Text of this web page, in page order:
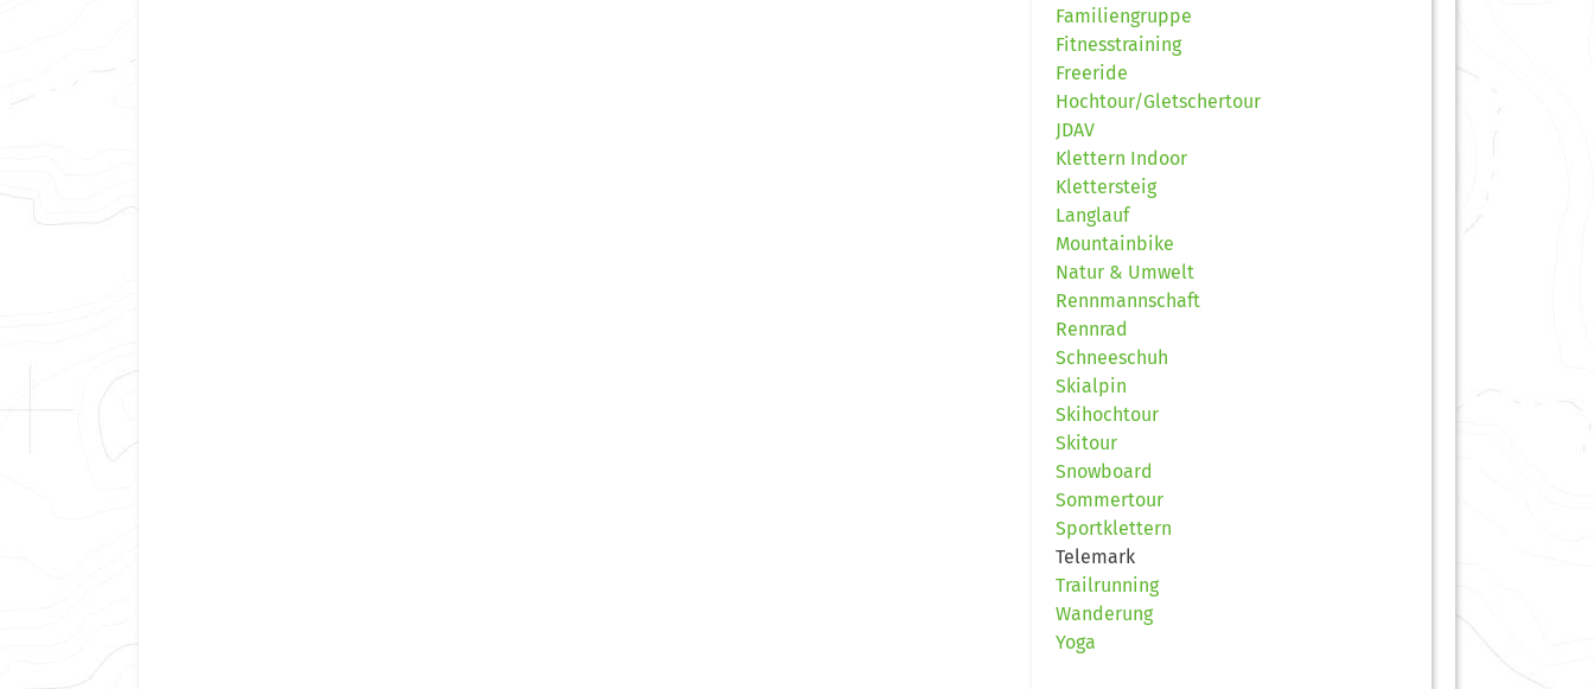
Familiengruppe
Fitnesstraining
Freeride
Hochtour/Gletschertour
JDAV
Klettern Indoor
Klettersteig
Langlauf
Mountainbike
Natur & Umwelt
Rennmannschaft
Rennrad
Schneeschuh
Skialpin
Skihochtour
Skitour
Snowboard
Sommertour
Sportklettern
Telemark
Trailrunning
Wanderung
Yoga